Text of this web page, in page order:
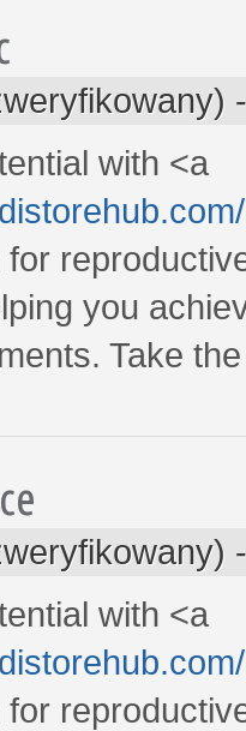
with <a
you
Take
with <a